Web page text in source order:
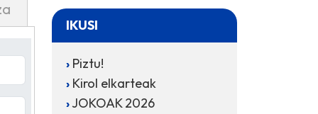
IKUSI
Piztu!
Kirol elkarteak
JOKOAK 2026